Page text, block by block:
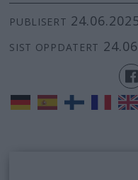
PUBLISERT
SIST OPPDATERT